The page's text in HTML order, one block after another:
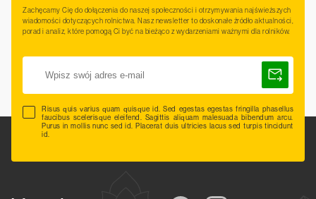
Zachęcamy Cię do dołączenia do naszej społeczności i otrzymywania najświeższych
wiadomości dotyczących rolnictwa. Nasz newsletter to doskonałe źródło aktualności,
porad i analiz, które pomogą Ci być na bieżąco z wydarzeniami ważnymi dla rolników.
Risus quis varius quam quisque id. Sed egestas egestas fringilla phasellus
faucibus scelerisque eleifend. Sagittis aliquam malesuada bibendum arcu.
Purus in mollis nunc sed id. Placerat duis ultricies lacus sed turpis tincidunt
id.